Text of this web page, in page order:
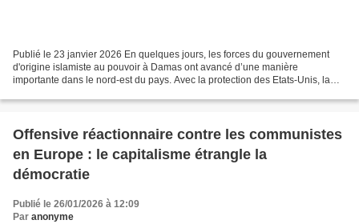
Publié le 23 janvier 2026 En quelques jours, les forces du gouvernement
d'origine islamiste au pouvoir à Damas ont avancé d’une manière
importante dans le nord-est du pays. Avec la protection des Etats-Unis, la
Offensive réactionnaire contre les communistes
en Europe : le capitalisme étrangle la
démocratie
Publié le 26/01/2026 à 12:09
Par anonyme